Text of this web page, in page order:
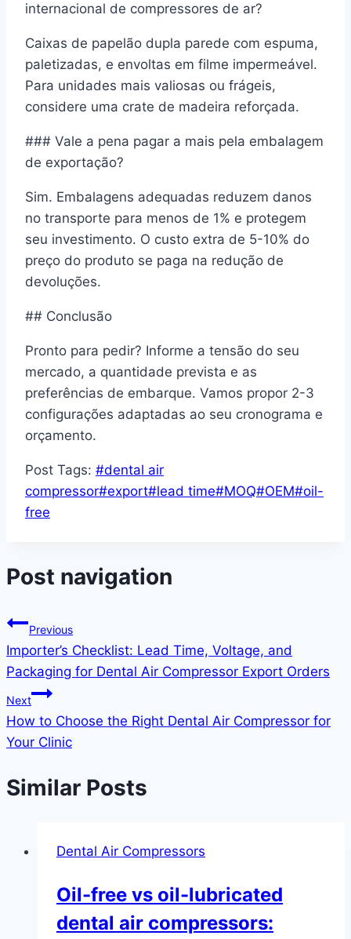
internacional de compressores de ar?
Caixas de papelão dupla parede com espuma,
paletizadas, e envoltas em filme impermeável.
Para unidades mais valiosas ou frágeis,
considere uma crate de madeira reforçada.
### Vale a pena pagar a mais pela embalagem
de exportação?
Sim. Embalagens adequadas reduzem danos
no transporte para menos de 1% e protegem
seu investimento. O custo extra de 5-10% do
preço do produto se paga na redução de
devoluções.
## Conclusão
Pronto para pedir? Informe a tensão do seu
mercado, a quantidade prevista e as
preferências de embarque. Vamos propor 2-3
configurações adaptadas ao seu cronograma e
orçamento.
Post Tags: #dental air
compressor#export#lead time#MOQ#OEM#oil-
free
Post navigation
Previous
Importer’s Checklist: Lead Time, Voltage, and
Packaging for Dental Air Compressor Export Orders
Next
How to Choose the Right Dental Air Compressor for
Your Clinic
Similar Posts
Dental Air Compressors
Oil-free vs oil-lubricated
dental air compressors: